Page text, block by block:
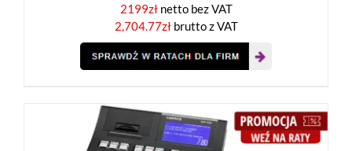
2199złnetto bez VAT
2,704.77złbrutto z VAT